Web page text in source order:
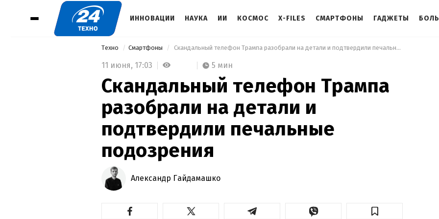
ИННОВАЦИИ НАУКА ИИ КОСМОС X-FILES СМАРТФОНЫ ГАДЖЕТЫ
Техно Смартфоны Скандальный телефон Трампа разобрали на детали и подтвердили печальные подозрения
11 июня, 17:03 5 мин
Скандальный телефон Трампа
разобрали на детали и
подтвердили печальные
подозрения
Александр Гайдамашко